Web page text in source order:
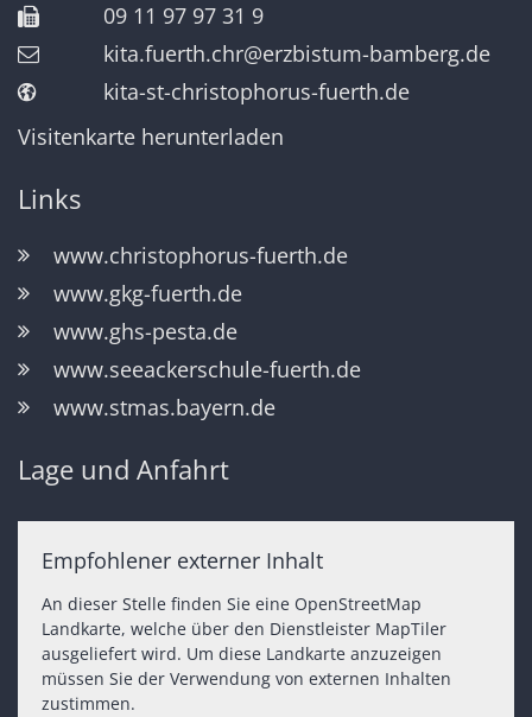
09 11 97 97 31 9
kita.fuerth.chr@erzbistum-bamberg.de
kita-st-christophorus-fuerth.de
Visitenkarte herunterladen
Links
www.christophorus-fuerth.de
www.gkg-fuerth.de
www.ghs-pesta.de
www.seeackerschule-fuerth.de
www.stmas.bayern.de
Lage und Anfahrt
Empfohlener externer Inhalt
An dieser Stelle finden Sie eine OpenStreetMap
Landkarte, welche über den Dienstleister MapTiler
ausgeliefert wird. Um diese Landkarte anzuzeigen
müssen Sie der Verwendung von externen Inhalten
zustimmen.